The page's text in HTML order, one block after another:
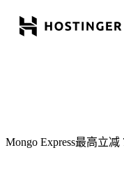
Mongo Express最高立减